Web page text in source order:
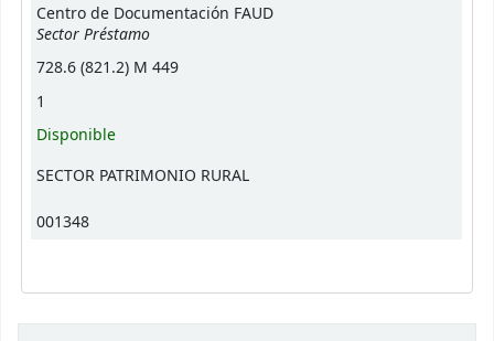
Centro de Documentación FAUD
Sector Préstamo
728.6 (821.2) M 449
1
Disponible
SECTOR PATRIMONIO RURAL
001348